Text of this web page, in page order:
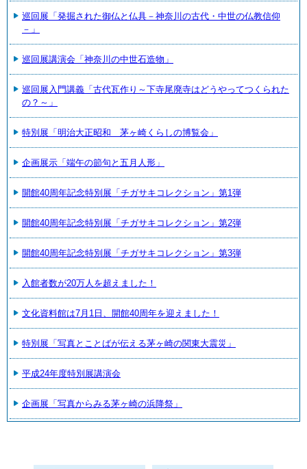
巡回展「発掘された御仏と仏具－神奈川の古代・中世の仏教信仰
－」
巡回展講演会「神奈川の中世石造物」
巡回展入門講義「古代瓦作り～下寺尾廃寺はどうやってつくられた
の？～」
特別展「明治大正昭和 茅ヶ崎くらしの博覧会」
企画展示「端午の節句と五月人形」
開館40周年記念特別展「チガサキコレクション」第1弾
開館40周年記念特別展「チガサキコレクション」第2弾
開館40周年記念特別展「チガサキコレクション」第3弾
入館者数が20万人を超えました！
文化資料館は7月1日、開館40周年を迎えました！
特別展「写真とことばが伝える茅ヶ崎の関東大震災」
平成24年度特別展講演会
企画展「写真からみる茅ヶ崎の浜降祭」